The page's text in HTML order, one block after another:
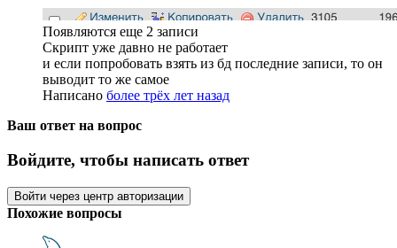
Появляются еще 2 записи
Скрипт уже давно не работает
и если попробовать взять из бд последние записи, то он
выводит то же самое
Написано более трёх лет назад
Ваш ответ на вопрос
Войдите, чтобы написать ответ
Войти через центр авторизации
Похожие вопросы